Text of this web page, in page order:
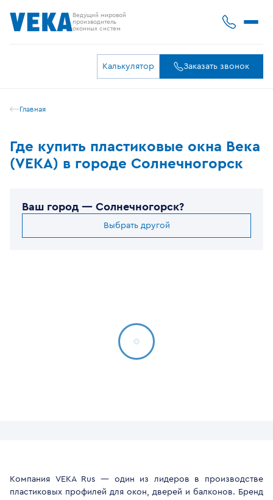
Ведущий мировой
производитель
оконных систем
Калькулятор Заказать звонок
Главная
Где купить пластиковые окна Века
(VEKA) в городе Солнечногорск
Ваш город — Солнечногорск?
Выбрать другой
Компания VEKA Rus — один из лидеров в производстве
пластиковых профилей для окон, дверей и балконов. Бренд